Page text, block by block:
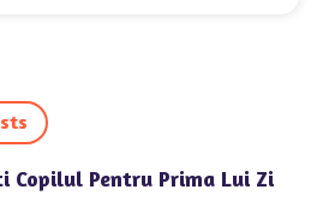
Copilul Pentru Prima Lui Zi